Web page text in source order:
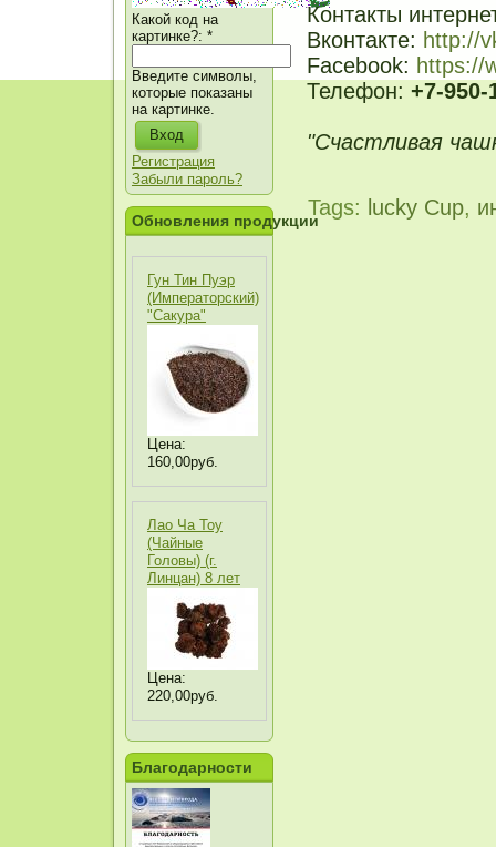
Какой код на
картинке?: *
Введите символы,
которые показаны
на картинке.
Регистрация
Забыли пароль?
Обновления продукции
Гун Тин Пуэр
(Императорский)
"Сакура"
Цена:
160,00руб.
Лао Ча Тоу
(Чайные
Головы) (г.
Линцан) 8 лет
Цена:
220,00руб.
Благодарности
Контакты
Вконтакте: http://
Facebook: https://
Телефон: +7-950-
"Счастливая
Tags: lucky Cup,